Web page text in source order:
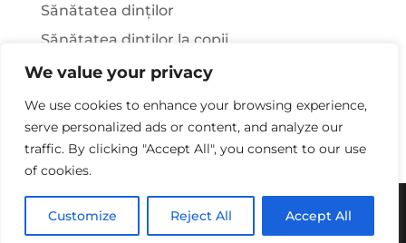
We value your privacy
We use cookies to enhance your browsing experience,
serve personalized ads or content, and analyze our
traffic. By clicking "Accept All", you consent to our use
of cookies.
Customize Reject All Accept All
Sănătatea dinților
Sănătatea dinților la copii
Știați că…?
Tratamentul stomatologic la pacienții cu
afecțiuni sistemice
Copywriting© 2025 - Clinica Stomatologica Dr.